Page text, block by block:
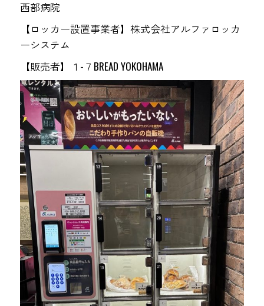
西部病院
【ロッカー設置事業者】株式会社アルファロッカ
ーシステム
【販売者】１-７BREAD YOKOHAMA